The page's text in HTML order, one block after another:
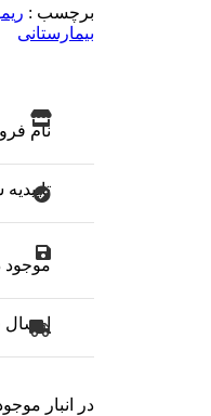
برچسب :
بیمارستانی
نام
موجود
ارسال
در انبار